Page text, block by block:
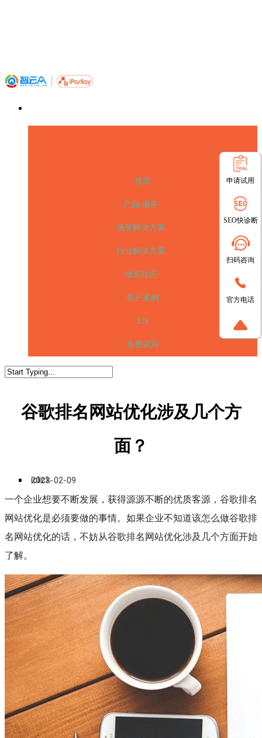
首页
产品/服务
场景解决方案
行业解决方案
增长社区
客户案例
EN
免费试用
谷歌排名网站优化涉及几个方
面？
iclick
2023-02-09
一个企业想要不断发展，获得源源不断的优质客源，谷歌排名
网站优化是必须要做的事情。如果企业不知道该怎么做谷歌排
名网站优化的话，不妨从谷歌排名网站优化涉及几个方面开始
了解。
申请试用
SEO快诊断
扫码咨询
官方电话